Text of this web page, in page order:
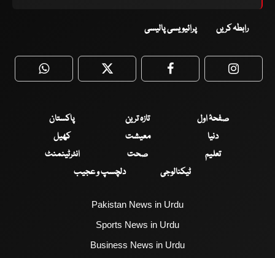
رابطہ کریں پرائیویسی پالیسی
WhatsApp Twitter Facebook
صفحۂ اول تازہ ترین
پاکستان
دنیا
معیشت
کھیل
تعلیم
صحت
انٹرٹینمنٹ
ٹیکنالوجی
دلچسپ و عجیب
Pakistan News in Urdu
Sports News in Urdu
Business News in Urdu